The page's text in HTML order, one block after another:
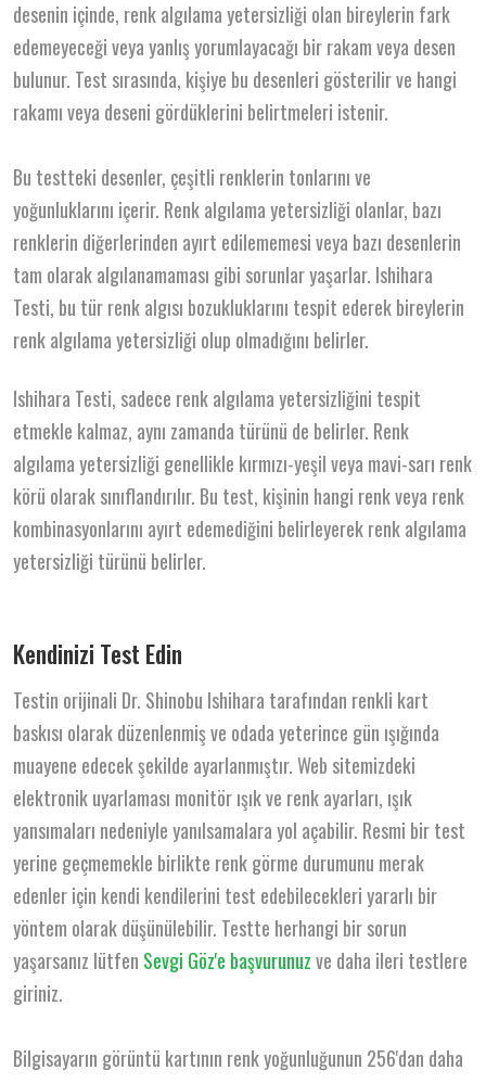
desenin içinde, renk algılama yetersizliği olan bireylerin fark
edemeyeceği veya yanlış yorumlayacağı bir rakam veya desen
bulunur. Test sırasında, kişiye bu desenleri gösterilir ve hangi
rakamı veya deseni gördüklerini belirtmeleri istenir.
Bu testteki desenler, çeşitli renklerin tonlarını ve
yoğunluklarını içerir. Renk algılama yetersizliği olanlar, bazı
renklerin diğerlerinden ayırt edilememesi veya bazı desenlerin
tam olarak algılanamaması gibi sorunlar yaşarlar. Ishihara
Testi, bu tür renk algısı bozukluklarını tespit ederek bireylerin
renk algılama yetersizliği olup olmadığını belirler.
Ishihara Testi, sadece renk algılama yetersizliğini tespit
etmekle kalmaz, aynı zamanda türünü de belirler. Renk
algılama yetersizliği genellikle kırmızı-yeşil veya mavi-sarı renk
körü olarak sınıflandırılır. Bu test, kişinin hangi renk veya renk
kombinasyonlarını ayırt edemediğini belirleyerek renk algılama
yetersizliği türünü belirler.
Kendinizi Test Edin
Testin orijinali Dr. Shinobu Ishihara tarafından renkli kart
baskısı olarak düzenlenmiş ve odada yeterince gün ışığında
muayene edecek şekilde ayarlanmıştır. Web sitemizdeki
elektronik uyarlaması monitör ışık ve renk ayarları, ışık
yansımaları nedeniyle yanılsamalara yol açabilir. Resmi bir test
yerine geçmemekle birlikte renk görme durumunu merak
edenler için kendi kendilerini test edebilecekleri yararlı bir
yöntem olarak düşünülebilir. Testte herhangi bir sorun
yaşarsanız lütfen Sevgi Göz'e başvurunuzve daha ileri testlere
giriniz.
Bilgisayarın görüntü kartının renk yoğunluğunun 256'dan daha